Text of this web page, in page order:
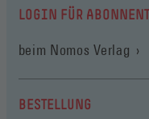
LOGIN FÜR
beim Nomos Verlag
BESTELLUNG